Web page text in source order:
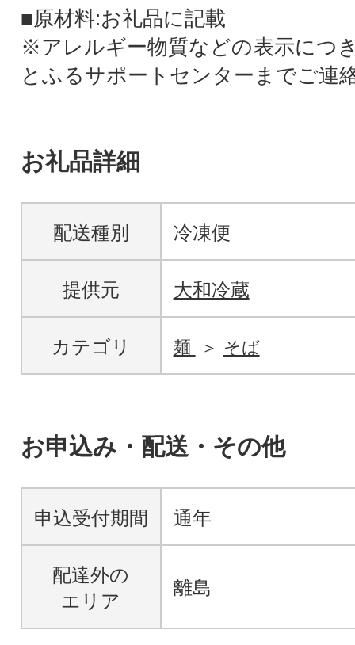
■原材料:お礼品に記載
※アレルギー物質などの表示につ
とふるサポートセンターまでご連
お礼品詳細
配送種別 冷凍便
提供元 大和冷蔵
カテゴリ 麺 そば
お申込み・配送・その他
申込受付期間 通年
配達外の
エリア
離島